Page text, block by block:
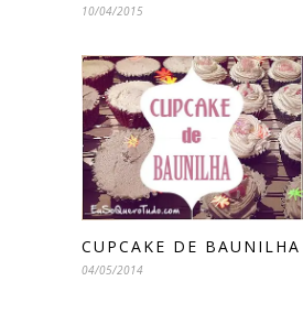
10/04/2015
CUPCAKE DE BAUNILHA
04/05/2014